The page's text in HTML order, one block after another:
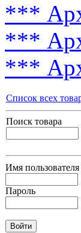
***
***
***
Список всех
Поиск товара
Имя пользователя
Пароль